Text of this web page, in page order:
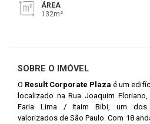
ÁREA
132m²
SOBRE O IMÓVEL
O Result Corporate Plaza é um
localizado na Rua Joaquim
Faria Lima / Itaim Bibi, um dos
valorizados de São Paulo. Com 18